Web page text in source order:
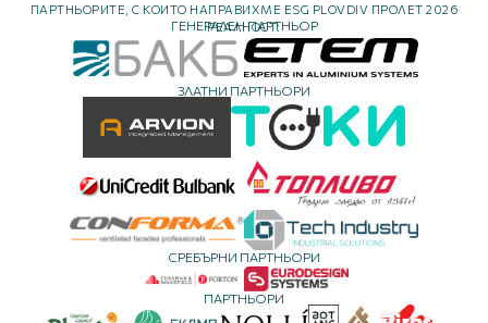
ПАРТНЬОРИТЕ, С КОИТО НАПРАВИХМЕ ESG PLOVDIV ПРОЛЕТ 2026
РЕАЛНОСТ:
ГЕНЕРАЛЕН ПАРТНЬОР
ЗЛАТНИ ПАРТНЬОРИ
СРЕБЪРНИ ПАРТНЬОРИ
ПАРТНЬОРИ